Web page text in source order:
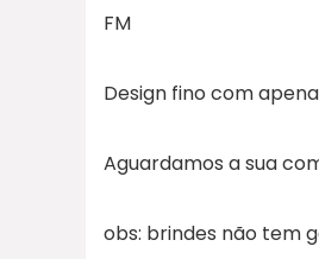
FM
Design fino com
Aguardamos a sua
obs: brindes não tem